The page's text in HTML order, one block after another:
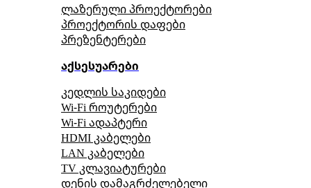
ლაზერული პროექტორები
პროექტორის დაფები
პრეზენტერები
აქსესუარები
კედლის საკიდები
Wi-Fi როუტერები
Wi-Fi ადაპტერი
HDMI კაბელები
LAN კაბელები
TV კლავიატურები
დენის დამაგრძელებელი